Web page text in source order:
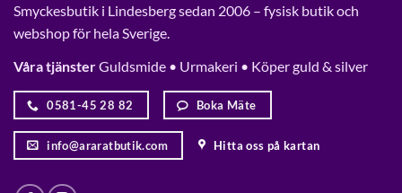
Smyckesbutik i Lindesberg sedan 2006 – fysisk butik och
webshop för hela Sverige.
Våra tjänsterGuldsmide • Urmakeri • Köper guld & silver
0581-45 28 82 Boka Mäte
info@araratbutik.com Hitta oss på kartan